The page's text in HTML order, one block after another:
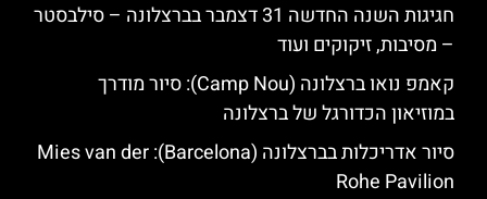
חגיגות השנה החדשה 31 דצמבר בברצלונה – סילבסטר
– מסיבות, זיקוקים ועוד
קאמפ נואו ברצלונה (Camp Nou): סיור מודרך
במוזיאון הכדורגל של ברצלונה
סיור אדריכלות בברצלונה (Barcelona): Mies van der
Rohe Pavilion